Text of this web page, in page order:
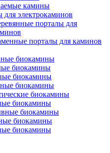
камины
для электрокаминов
порталы для
порталы для каминов
биокамины
биокамины
биокамины
биокамины
биокамины
биокамины
биокамины
биокамины
биокамины